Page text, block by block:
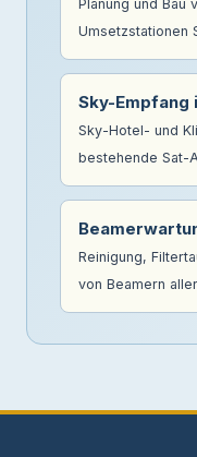
Planung und Bau
Umsetzstationen
Sky-Empfang
Sky-Hotel- und
bestehende Sat-
Reinigung,
von Beamern